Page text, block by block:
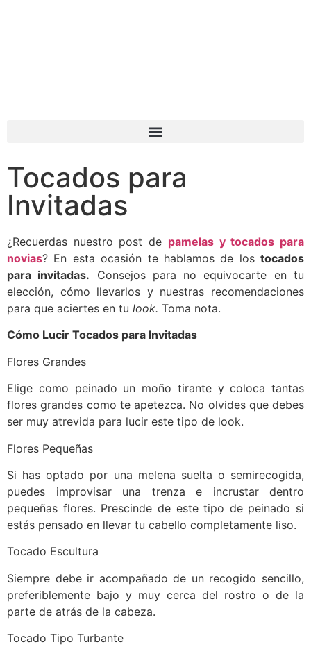
Tocados para
Invitadas
¿Recuerdas nuestro post de pamelas y tocados para
novias? En esta ocasión te hablamos de los tocados
para invitadas. Consejos para no equivocarte en tu
elección, cómo llevarlos y nuestras recomendaciones
para que aciertes en tu look. Toma nota.
Cómo Lucir Tocados para Invitadas
Flores Grandes
Elige como peinado un moño tirante y coloca tantas
flores grandes como te apetezca. No olvides que debes
ser muy atrevida para lucir este tipo de look.
Flores Pequeñas
Si has optado por una melena suelta o semirecogida,
puedes improvisar una trenza e incrustar dentro
pequeñas flores. Prescinde de este tipo de peinado si
estás pensado en llevar tu cabello completamente liso.
Tocado Escultura
Siempre debe ir acompañado de un recogido sencillo,
preferiblemente bajo y muy cerca del rostro o de la
parte de atrás de la cabeza.
Tocado Tipo Turbante